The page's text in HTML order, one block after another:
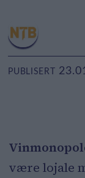
PUBLISERT
være lojale